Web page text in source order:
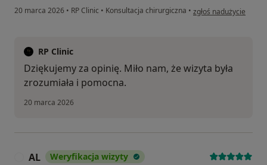
20 marca 2026 • RP Clinic • Konsultacja chirurgiczna • w opinii użytkownika
zgłoś nadużycie
RP Clinic
Dziękujemy za opinię. Miło nam, że wizyta była
zrozumiała i pomocna.
20 marca 2026
AL Weryfikacja wizyty